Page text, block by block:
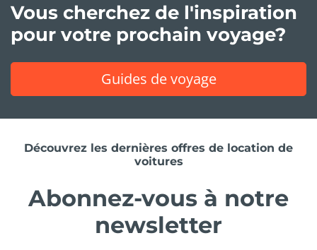
Vous cherchez de l'inspiration
pour votre prochain voyage?
Guides de voyage
Découvrez les dernières offres de location de
voitures
Abonnez-vous à notre
newsletter